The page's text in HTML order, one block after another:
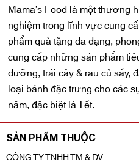
Mama’s Food là một thương
nghiệm trong lĩnh vực cung
phẩm quà tặng đa dạng,
cung cấp những sản phẩm
dưỡng, trái cây & rau củ sấy,
loại bánh đặc trưng cho các
năm, đặc biệt là Tết.
SẢN PHẨM THUỘC
CÔNG TY TNHH TM & DV